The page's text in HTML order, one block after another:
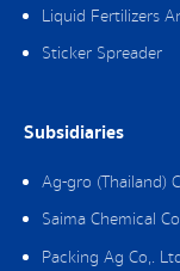
Liquid Fertilizers
Sticker Spreader
Subsidiaries
Ag-gro (Thailand)
Saima Chemical
Packing Ag Co,.